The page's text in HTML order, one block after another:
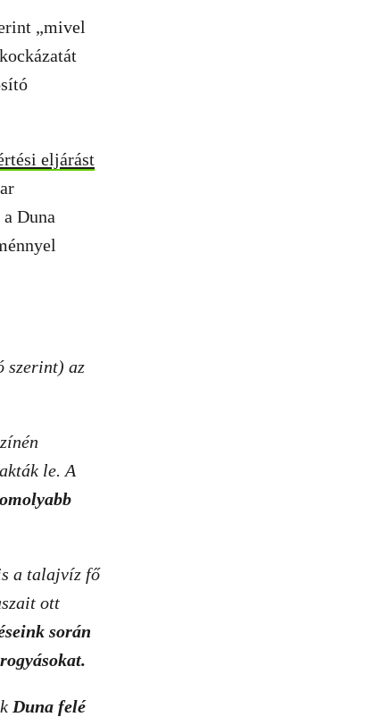
„mivel
eljárást
Duna
szerint) az
le. A
a talajvíz fő
ott
során
Duna felé